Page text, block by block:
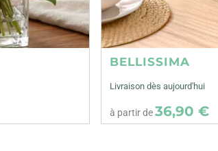
BELLISSIMA
Livraison dès aujourd'hui
à partir de36,90 €